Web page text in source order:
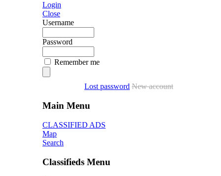
Login
Close
Username
Password
Remember me
Lost password New account
Main Menu
CLASSIFIED ADS
Map
Search
Classifieds Menu